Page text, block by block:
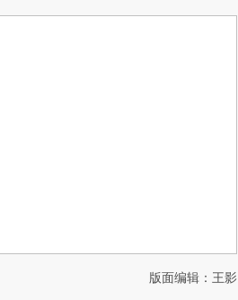
版面编辑：王影